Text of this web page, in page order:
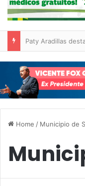
Home / Municipio de